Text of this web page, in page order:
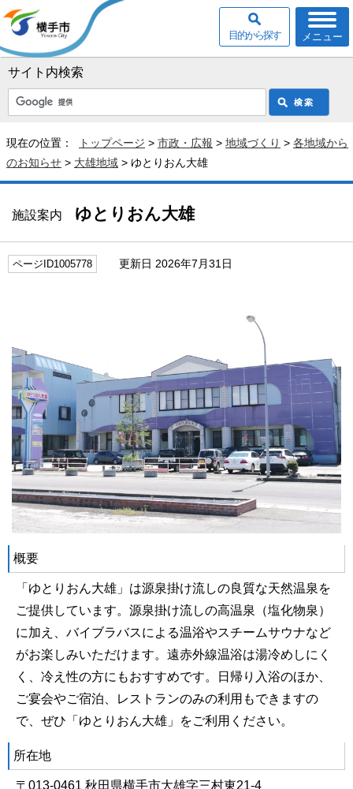
サイト内検索
メニュー
目的から探す
現在の位置： トップページ > 市政・広報 > 地域づくり > 各地域から
のお知らせ > 大雄地域 > ゆとりおん大雄
施設案内 ゆとりおん大雄
ページID1005778 更新日 2026年7月31日
概要
「ゆとりおん大雄」は源泉掛け流しの良質な天然温泉を
ご提供しています。源泉掛け流しの高温泉（塩化物泉）
に加え、バイブラバスによる温浴やスチームサウナなど
がお楽しみいただけます。遠赤外線温浴は湯冷めしにく
く、冷え性の方にもおすすめです。日帰り入浴のほか、
ご宴会やご宿泊、レストランのみの利用もできますの
で、ぜひ「ゆとりおん大雄」をご利用ください。
所在地
〒013-0461 秋田県横手市大雄字三村東21-4